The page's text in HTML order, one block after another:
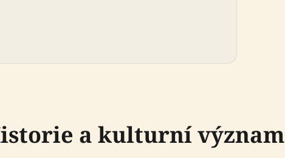
a kulturní význam